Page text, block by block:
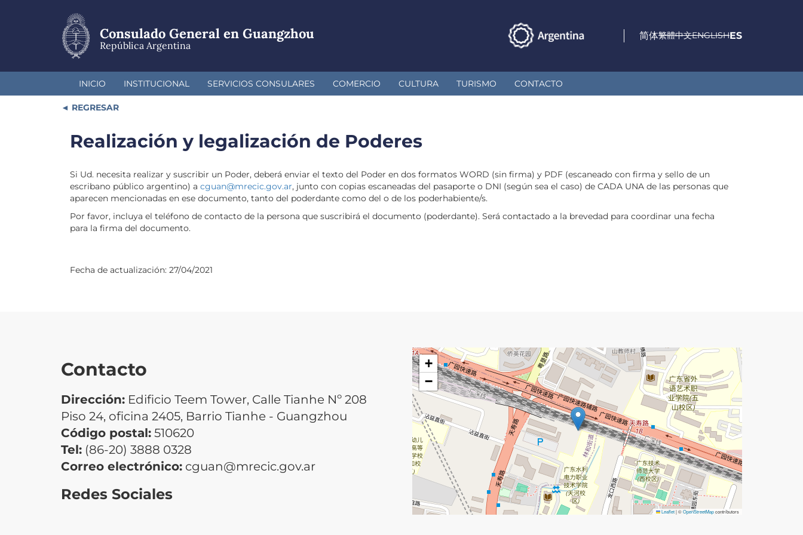
Consulado General en Guangzhou
República Argentina
简体繁體中文ENGLISHES
INICIO INSTITUCIONAL SERVICIOS CONSULARES COMERCIO CULTURA TURISMO CONTACTO
REGRESAR
Realización y legalización de Poderes
Si Ud. necesita realizar y suscribir un Poder, deberá enviar el texto del Poder en dos formatos WORD (sin firma) y PDF (escaneado con firma y sello de un
escribano público argentino) a cguan@mrecic.gov.ar, junto con copias escaneadas del pasaporte o DNI (según sea el caso) de CADA UNA de las personas que
aparecen mencionadas en ese documento, tanto del poderdante como del o de los poderhabiente/s.
Por favor, incluya el teléfono de contacto de la persona que suscribirá el documento (poderdante). Será contactado a la brevedad para coordinar una fecha
para la firma del documento.
Fecha de actualización: 27/04/2021
Contacto
Dirección: Edificio Teem Tower, Calle Tianhe Nº 208
Piso 24, oficina 2405, Barrio Tianhe - Guangzhou
Código postal: 510620
Tel: (86-20) 3888 0328
Correo electrónico: cguan@mrecic.gov.ar
Redes Sociales
+
−
Leaflet|©OpenStreetMapcontributors